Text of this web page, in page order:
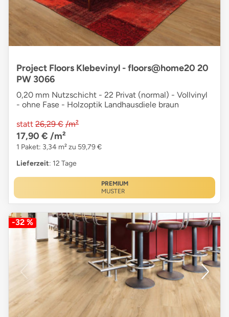
Project Floors Klebevinyl - floors@home20 20
PW 3066
0,20 mm Nutzschicht - 22 Privat (normal) - Vollvinyl
- ohne Fase - Holzoptik Landhausdiele braun
statt 26,29 € /m²
17,90 € /m²
1 Paket: 3,34 m² zu 59,79 €
Lieferzeit: 12 Tage
PREMIUM
MUSTER
-32 %